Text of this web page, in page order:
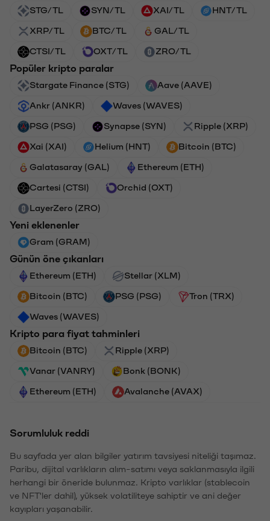
STG/TL SYN/TL XAI/TL HNT/TL
XRP/TL BTC/TL GAL/TL
CTSI/TL OXT/TL ZRO/TL
Popüler kripto paralar
Stargate Finance (STG) Aave (AAVE)
Ankr (ANKR) Waves (WAVES)
PSG (PSG) Synapse (SYN) Ripple (XRP)
Xai (XAI) Helium (HNT) Bitcoin (BTC)
Galatasaray (GAL) Ethereum (ETH)
Cartesi (CTSI) Orchid (OXT)
LayerZero (ZRO)
Yeni eklenenler
Gram (GRAM)
Günün öne çıkanları
Ethereum (ETH) Stellar (XLM)
Bitcoin (BTC) PSG (PSG) Tron (TRX)
Waves (WAVES)
Kripto para fiyat tahminleri
Bitcoin (BTC) Ripple (XRP)
Vanar (VANRY) Bonk (BONK)
Ethereum (ETH) Avalanche (AVAX)
Sorumluluk reddi
Bu sayfada yer alan bilgiler yatırım tavsiyesi niteliği taşımaz.
Paribu, dijital varlıkların alım-satımı veya saklanmasıyla ilgili
herhangi bir öneride bulunmaz. Kripto varlıklar (stablecoin
ve NFT'ler dahil), yüksek volatiliteye sahiptir ve ani değer
kayıpları yaşanabilir.